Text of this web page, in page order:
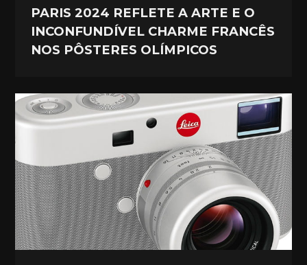
PARIS 2024 REFLETE A ARTE E O
INCONFUNDÍVEL CHARME FRANCÊS
NOS PÔSTERES OLÍMPICOS